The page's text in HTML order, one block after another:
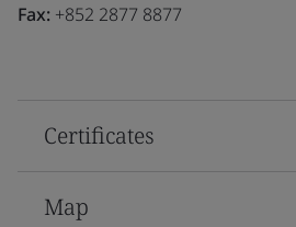
Fax: +852 2877 8877
Certificates
Map